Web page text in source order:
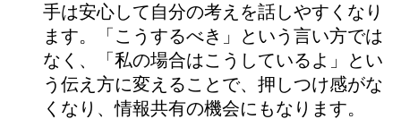
手は安心して自分の考えを話しやすくなり
ます。「こうするべき」という言い方では
なく、「私の場合はこうしているよ」とい
う伝え方に変えることで、押しつけ感がな
くなり、情報共有の機会にもなります。